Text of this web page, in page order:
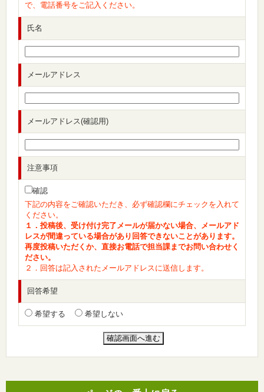
で、電話番号をご記入ください。
氏名
メールアドレス
メールアドレス(確認用)
注意事項
確認
下記の内容をご確認いただき、必ず確認欄にチェックを入れて
ください。
１．投稿後、受け付け完了メールが届かない場合、メールアド
レスが間違っている場合があり回答できないことがあります。
再度投稿いただくか、直接お電話で担当課までお問い合わせく
ださい。
２．回答は記入されたメールアドレスに送信します。
回答希望
希望する 希望しない